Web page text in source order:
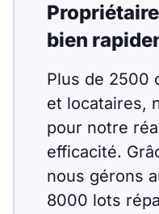
bien
Plus de 2500
et locataires,
pour notre
efficacité.
nous gérons
8000 lots